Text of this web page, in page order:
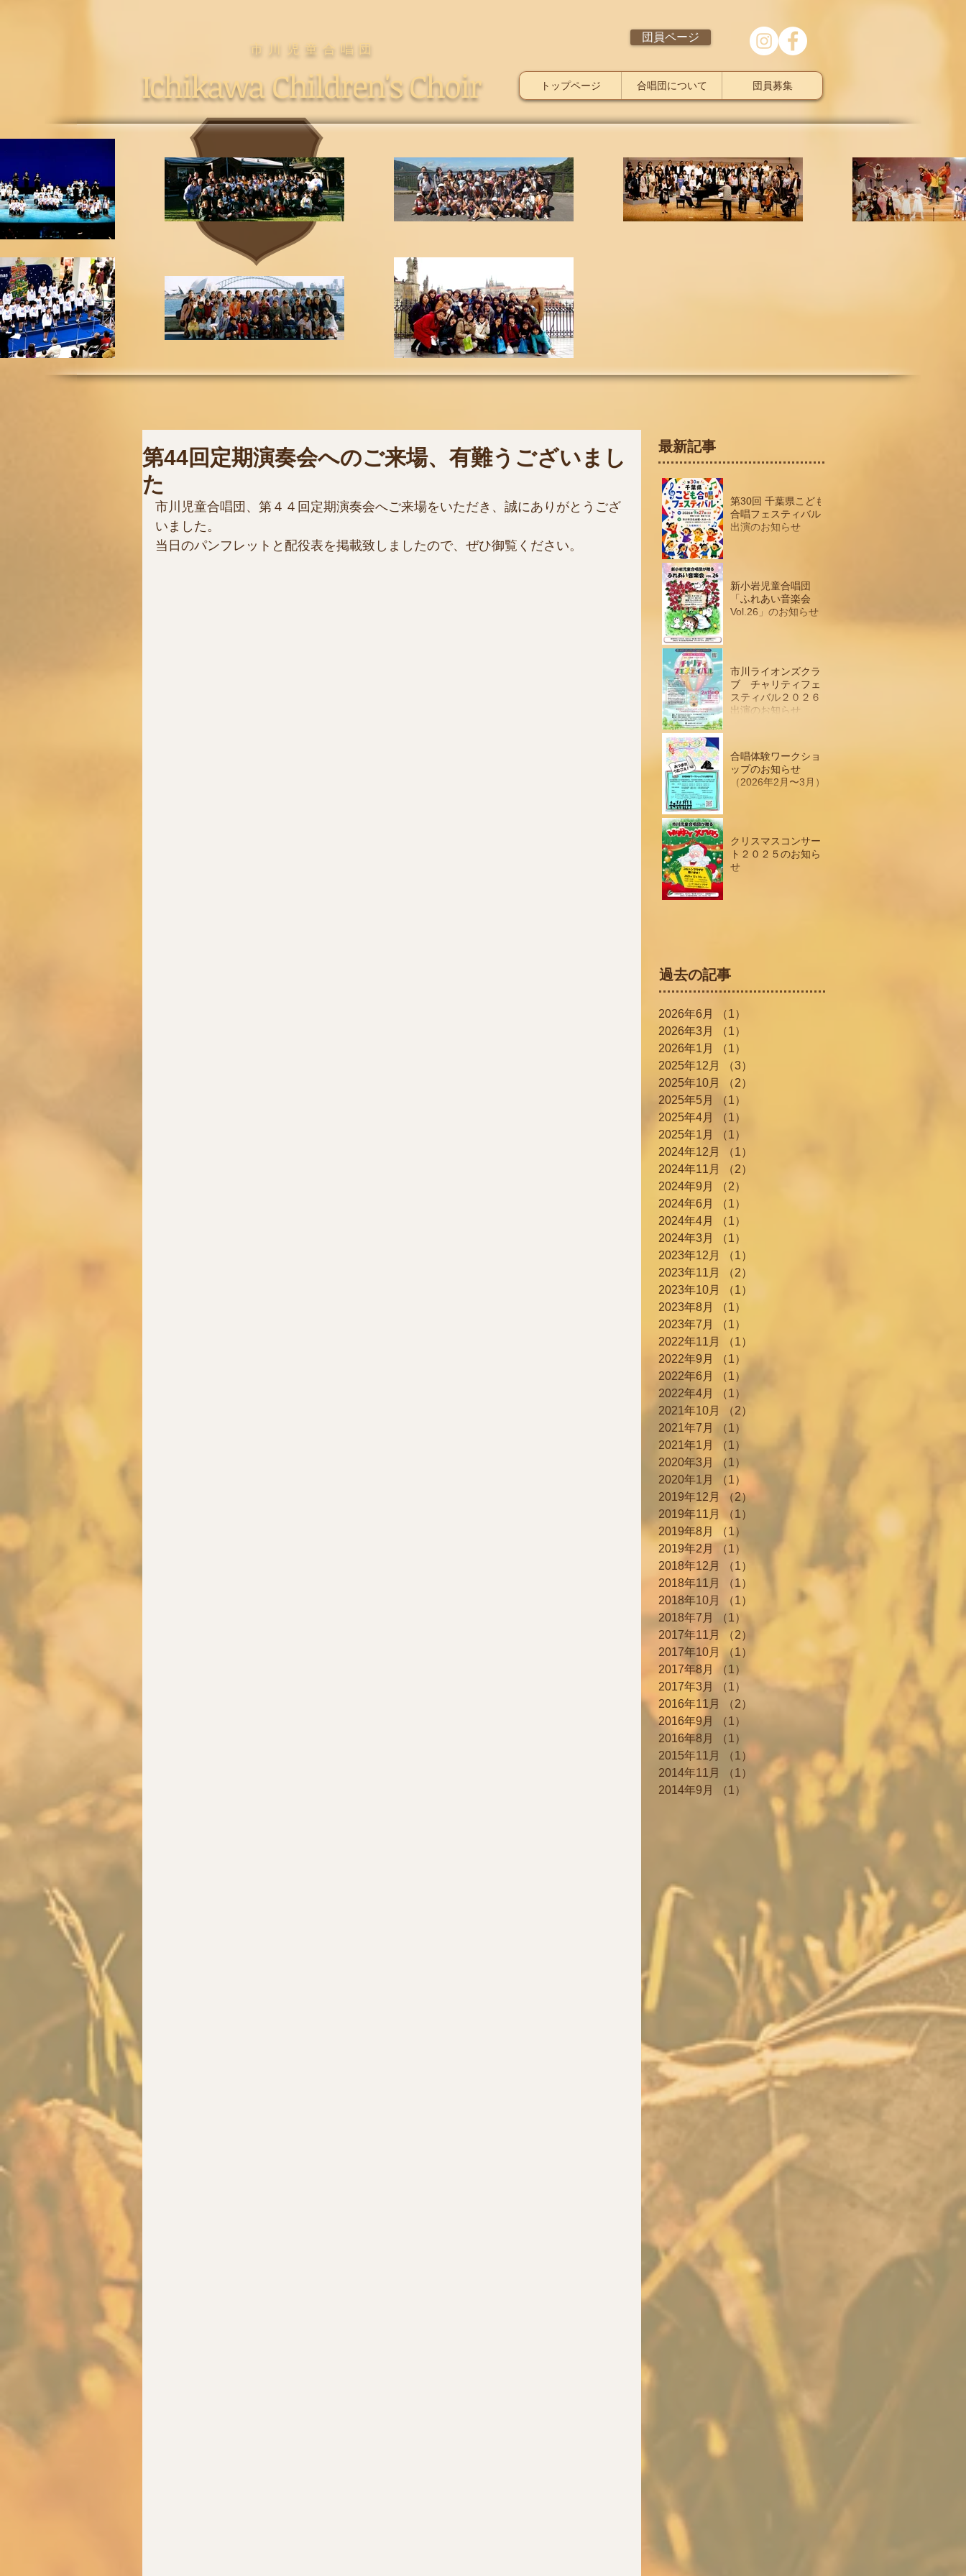
トップページ 合唱団について 団員募集
市川児童合唱団
Ichikawa Children's Choir
団員ページ
第44回定期演奏会へのご来場、有難うございまし
た
市川児童合唱団、第４４回定期演奏会へご来場をいただき、誠にありがとうござ
いました。
当日のパンフレットと配役表を掲載致しましたので、ぜひ御覧ください。
最新記事
第30回 千葉県こども
合唱フェスティバル
出演のお知らせ
新小岩児童合唱団
「ふれあい音楽会
Vol.26」のお知らせ
市川ライオンズクラ
ブ チャリティフェ
スティバル２０２６
出演のお知らせ
合唱体験ワークショ
ップのお知らせ
（2026年2月〜3月）
クリスマスコンサー
ト２０２５のお知ら
せ
過去の記事
2026年6月 （1）
2026年3月
（1）
2026年1月
（1）
2025年12月
（3）
2025年10月
（2）
2025年5月
（1）
2025年4月
（1）
2025年1月
（1）
2024年12月
（1）
2024年11月
（2）
2024年9月
（2）
2024年6月
（1）
2024年4月
（1）
2024年3月
（1）
2023年12月
（1）
2023年11月
（2）
2023年10月
（1）
2023年8月
（1）
2023年7月
（1）
2022年11月
（1）
2022年9月
（1）
2022年6月
（1）
2022年4月
（1）
2021年10月
（2）
2021年7月
（1）
2021年1月
（1）
2020年3月
（1）
2020年1月
（1）
2019年12月
（2）
2019年11月
（1）
2019年8月
（1）
2019年2月
（1）
1件の記事
2018年12月
（1）
2018年11月
（1）
2018年10月
（1）
1件の記事
2018年7月
（1）
2017年11月
（2）
2017年10月
（1）
2017年8月
（1）
2017年3月
（1）
1件の記事
2016年11月
（2）
2016年9月
（1）
2016年8月
（1）
2015年11月
（1）
1件の記事
2014年11月
（1）
1件の記事
2014年9月
（1） 1件の記事